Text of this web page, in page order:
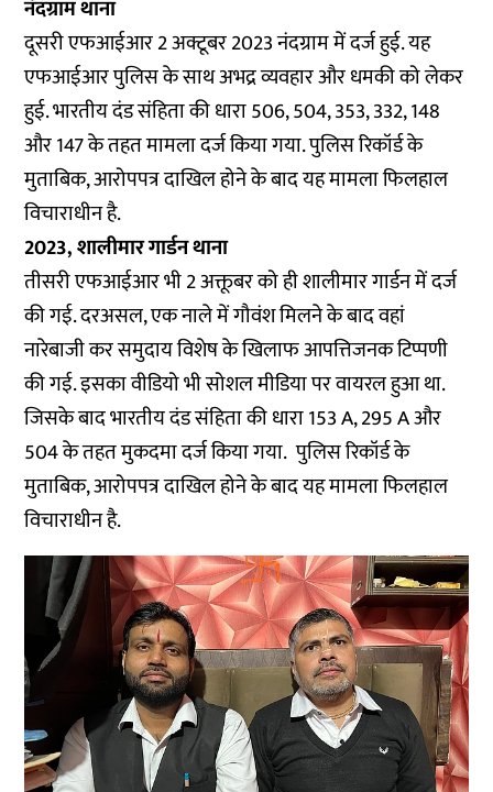
नंदग्राम थाना
दूसरी एफआईआर 2 अक्टूबर 2023 नंदग्राम में दर्ज हुई. यह
एफआईआर पुलिस के साथ अभद्र व्यवहार और धमकी को लेकर
हुई. भारतीय दंड संहिता की धारा 506, 504, 353, 332, 148
और 147 के तहत मामला दर्ज किया गया. पुलिस रिकॉर्ड के
मुताबिक, आरोपपत्र दाखिल होने के बाद यह मामला फिलहाल
विचाराधीन है.
2023, शालीमार गार्डन थाना
तीसरी एफआईआर भी 2 अक्तूबर को ही शालीमार गार्डन में दर्ज
की गई. दरअसल, एक नाले में गौवंश मिलने के बाद वहां
नारेबाजी कर समुदाय विशेष के खिलाफ आपत्तिजनक टिप्पणी
की गई. इसका वीडियो भी सोशल मीडिया पर वायरल हुआ था.
जिसके बाद भारतीय दंड संहिता की धारा 153 A, 295 A और
504 के तहत मुकदमा दर्ज किया गया. पुलिस रिकॉर्ड के
मुताबिक, आरोपपत्र दाखिल होने के बाद यह मामला फिलहाल
विचाराधीन है.